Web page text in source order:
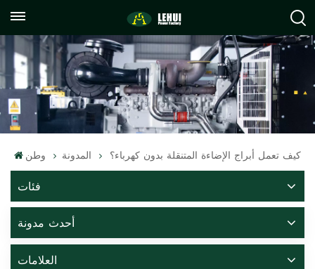
059122071372
info@lehuipowerfactory.com
وطن المدونة كيف تعمل أبراج الإضاءة المتنقلة بدون كهرباء؟
فئات
أحدث مدونة
العلامات